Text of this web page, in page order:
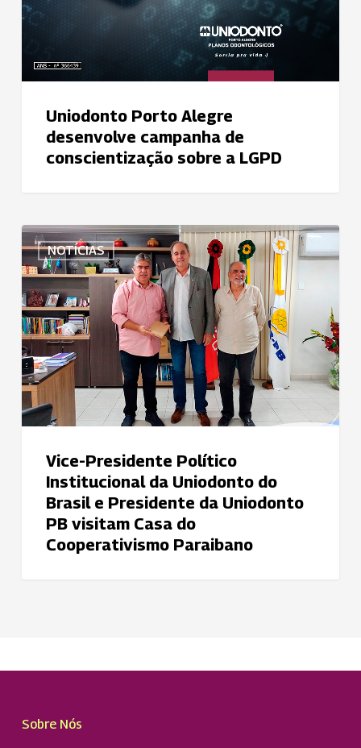
Uniodonto Porto Alegre
desenvolve campanha de
conscientização sobre a LGPD
NOTÍCIAS
Vice-
Presidente
Político
Institucional
da
Uniodonto
do
Brasil
Presidente
Uniodonto
visitam
Casa
Vice-Presidente Político
Institucional da Uniodonto do
Brasil e Presidente da Uniodonto
PB visitam Casa do
Cooperativismo Paraibano
Sobre Nós